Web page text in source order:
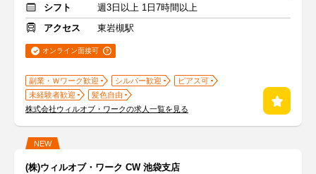
シフト
週3日以上 1日7時間以上
アクセス
東岩槻駅
オンライン面接可
副業・Ｗワーク歓迎 シルバー歓迎
ピアス可
未経験者歓迎
髪色自由
株式会社ウィルオブ・ワークの求人一覧を見る
NEW
(株)ウィルオブ・ワーク CW 池袋支店